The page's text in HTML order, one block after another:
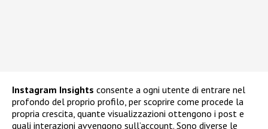
Instagram Insights consente a ogni utente di entrare nel
profondo del proprio profilo, per scoprire come procede la
propria crescita, quante visualizzazioni ottengono i post e
quali interazioni avvengono sull’account. Sono diverse le